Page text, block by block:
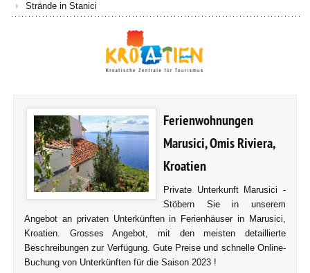
Strände in Stanici
Ferienwohnungen
Marusici, Omis Riviera,
Kroatien
Private Unterkunft Marusici -
Stöbern Sie in unserem
Angebot an privaten Unterkünften in Ferienhäuser in Marusici,
Kroatien. Grosses Angebot, mit den meisten detaillierte
Beschreibungen zur Verfügung. Gute Preise und schnelle Online-
Buchung von Unterkünften für die Saison 2023 !